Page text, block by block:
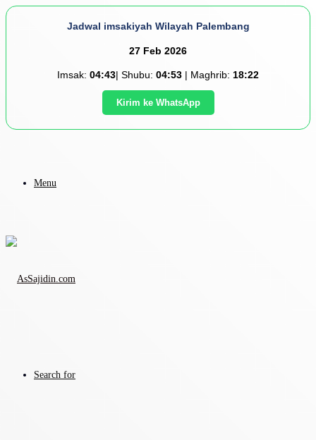
Jadwal imsakiyah Wilayah Palembang
27 Feb 2026
Imsak: 04:43| Shubu: 04:53 | Maghrib: 18:22
Kirim ke WhatsApp
Menu
Search for